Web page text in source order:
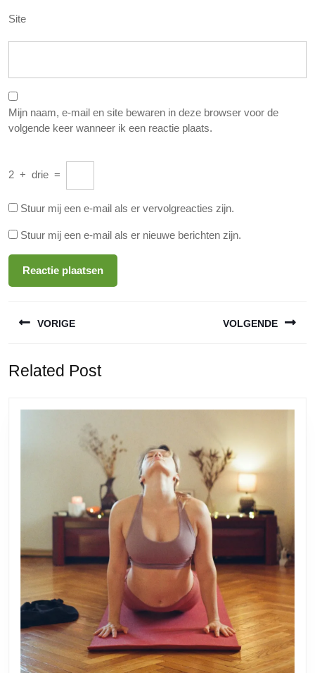
Site
Mijn naam, e-mail en site bewaren in deze browser voor de
volgende keer wanneer ik een reactie plaats.
2 + drie =
Stuur mij een e-mail als er vervolgreacties zijn.
Stuur mij een e-mail als er nieuwe berichten zijn.
VORIGE
bericht:
VOLGENDE
Related Post